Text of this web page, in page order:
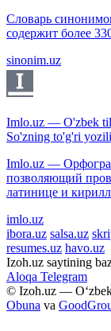
Словарь
содержит более
sinonim.uz
Imlo.uz — O'zbek
So'zning to'g'ri
Imlo.uz —
позволяющий
латинице и
imlo.uz
ibora.uz salsa.uz
resumes.uz havo.uz
Izoh.uz saytining
Aloqa Telegram
© Izoh.uz —
Obuna va